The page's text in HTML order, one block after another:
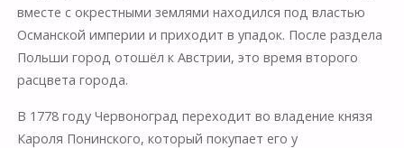
вместе с окрестными землями находился под властью
Османской империи и приходит в упадок. После раздела
Польши город отошёл к Австрии, это время второго
расцвета города.
В 1778 году Червоноград переходит во владение князя
Кароля Понинского, который покупает его у